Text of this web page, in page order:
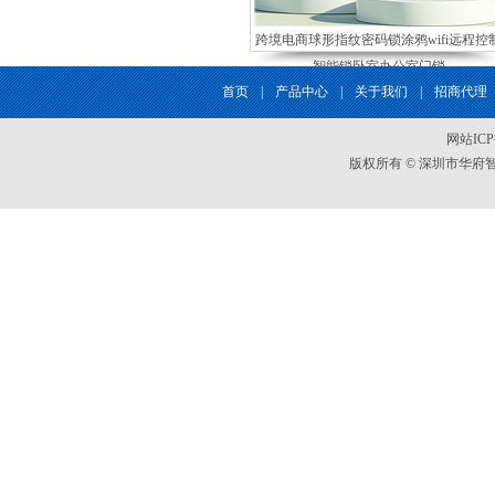
跨境电商球形指纹密码锁涂鸦wifi远程控
智能锁卧室办公室门锁
首页 | 产品中心 | 关于我们 | 招商代理
网站
版权所有 © 深圳市华府